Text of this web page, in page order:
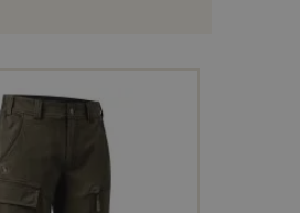
conjugue des
durant
proche et des
les plus
fois élégante et
la chasse, la
sise à